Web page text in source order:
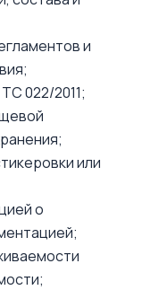
и
022/2011;
или
о